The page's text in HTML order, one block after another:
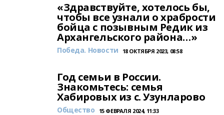
«Здравствуйте, хотелось бы,
чтобы все узнали о храбрости
бойца с позывным Редик из
Архангельского района…»
Победа. Новости 18 ОКТЯБРЯ 2023, 08:58
Год семьи в России.
Знакомьтесь: семья
Хабировых из с. Узунларово
Общество 15 ФЕВРАЛЯ 2024, 11:33